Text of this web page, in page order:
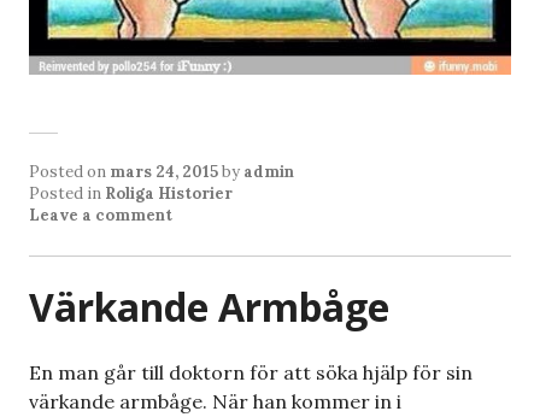
Posted on mars 24, 2015by admin
Posted in Roliga Historier
Leave a comment
Värkande Armbåge
En man går till doktorn för att söka hjälp för sin
värkande armbåge. När han kommer in i